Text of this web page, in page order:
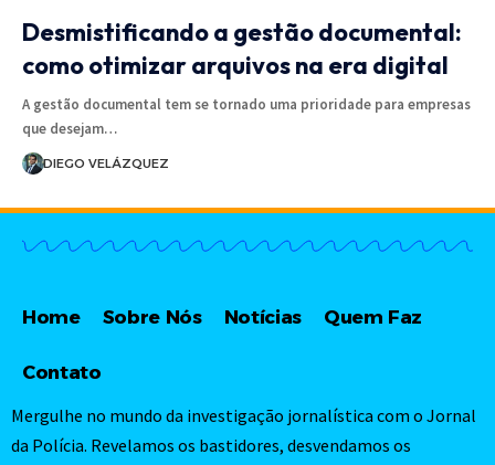
Desmistificando a gestão documental:
como otimizar arquivos na era digital
A gestão documental tem se tornado uma prioridade para empresas
que desejam…
DIEGO VELÁZQUEZ
Home Sobre Nós Notícias Quem Faz
Contato
Mergulhe no mundo da investigação jornalística com o Jornal
da Polícia. Revelamos os bastidores, desvendamos os